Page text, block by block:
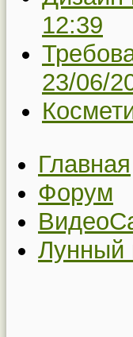
12:39
23/06/
Главная
Форум
Лунный